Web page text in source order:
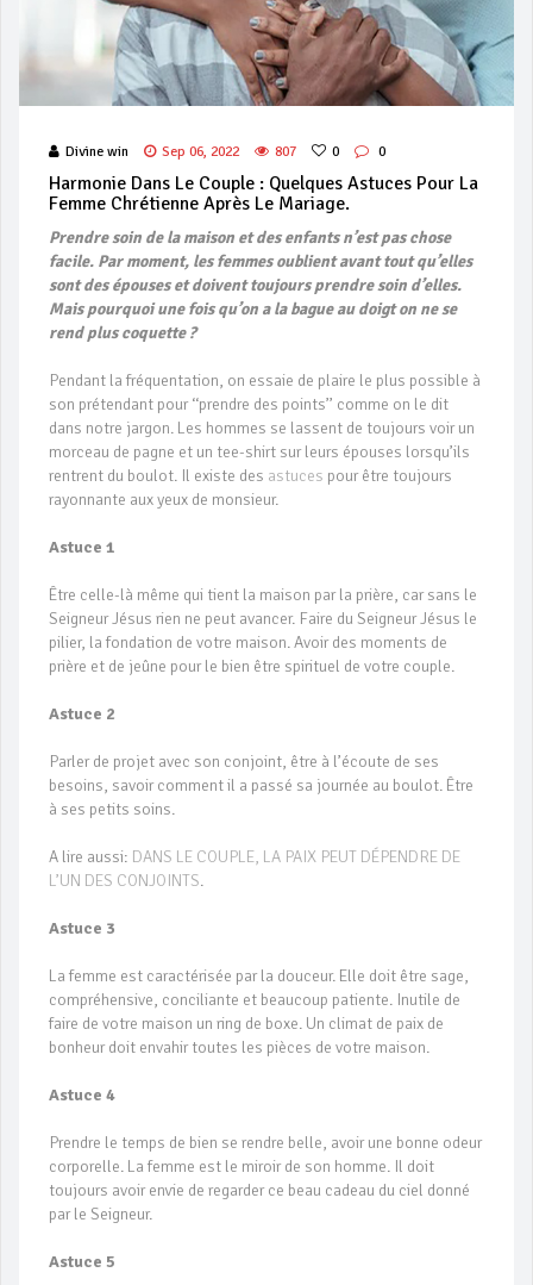
Divine win Sep 06, 2022 807 0 0
Harmonie Dans Le Couple : Quelques Astuces Pour La
Femme Chrétienne Après Le Mariage.
Prendre soin de la maison et des enfants n’est pas chose
facile. Par moment, les femmes oublient avant tout qu’elles
sont des épouses et doivent toujours prendre soin d’elles.
Mais pourquoi une fois qu’on a la bague au doigt on ne se
rend plus coquette ?
Pendant la fréquentation, on essaie de plaire le plus possible à
son prétendant pour ‘‘prendre des points’’ comme on le dit
dans notre jargon. Les hommes se lassent de toujours voir un
morceau de pagne et un tee-shirt sur leurs épouses lorsqu’ils
rentrent du boulot. Il existe des astuces pour être toujours
rayonnante aux yeux de monsieur.
Astuce 1
Être celle-là même qui tient la maison par la prière, car sans le
Seigneur Jésus rien ne peut avancer. Faire du Seigneur Jésus le
pilier, la fondation de votre maison. Avoir des moments de
prière et de jeûne pour le bien être spirituel de votre couple.
Astuce 2
Parler de projet avec son conjoint, être à l’écoute de ses
besoins, savoir comment il a passé sa journée au boulot. Être
à ses petits soins.
A lire aussi: DANS LE COUPLE, LA PAIX PEUT DÉPENDRE DE
L’UN DES CONJOINTS.
Astuce 3
La femme est caractérisée par la douceur. Elle doit être sage,
compréhensive, conciliante et beaucoup patiente. Inutile de
faire de votre maison un ring de boxe. Un climat de paix de
bonheur doit envahir toutes les pièces de votre maison.
Astuce 4
Prendre le temps de bien se rendre belle, avoir une bonne odeur
corporelle. La femme est le miroir de son homme. Il doit
toujours avoir envie de regarder ce beau cadeau du ciel donné
par le Seigneur.
Astuce 5